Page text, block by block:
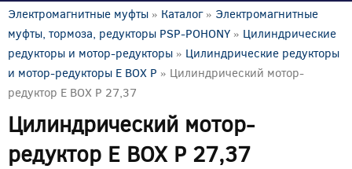
Электромагнитные муфты » Каталог» Электромагнитные
муфты, тормоза, редукторы PSP-POHONY » Цилиндрические
редукторы и мотор-редукторы » Цилиндрические редукторы
и мотор-редукторы E BOX P » Цилиндрический мотор-
редуктор E BOX P 27,37
Цилиндрический мотор-
редуктор E BOX P 27,37